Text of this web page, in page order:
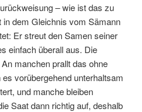
– wie ist das zu
dem Gleichnis vom Sämann
Er streut den Samen seiner
einfach überall aus. Die
manchen prallt das ohne
vorübergehend unterhaltsam
und manche bleiben
Saat dann richtig auf, deshalb